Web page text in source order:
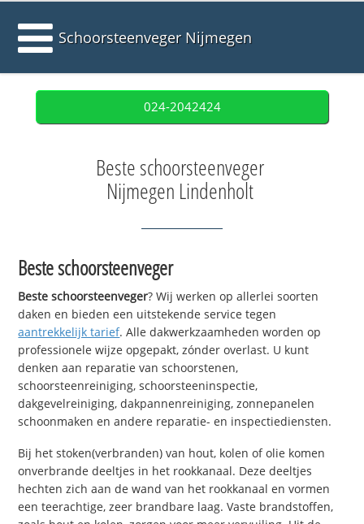
Schoorsteenveger Nijmegen
024-2042424
Beste schoorsteenveger
Nijmegen Lindenholt
Beste schoorsteenveger
Beste schoorsteenveger? Wij werken op allerlei soorten
daken en bieden een uitstekende service tegen
aantrekkelijk tarief. Alle dakwerkzaamheden worden op
professionele wijze opgepakt, zónder overlast. U kunt
denken aan reparatie van schoorstenen,
schoorsteenreiniging, schoorsteeninspectie,
dakgevelreiniging, dakpannenreiniging, zonnepanelen
schoonmaken en andere reparatie- en inspectiediensten.
Bij het stoken(verbranden) van hout, kolen of olie komen
onverbrande deeltjes in het rookkanaal. Deze deeltjes
hechten zich aan de wand van het rookkanaal en vormen
een teerachtige, zeer brandbare laag. Vaste brandstoffen,